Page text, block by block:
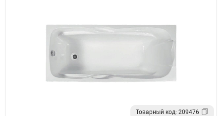
Товарный код: 209476